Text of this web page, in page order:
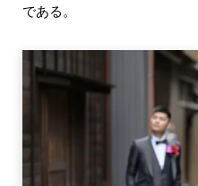
である。